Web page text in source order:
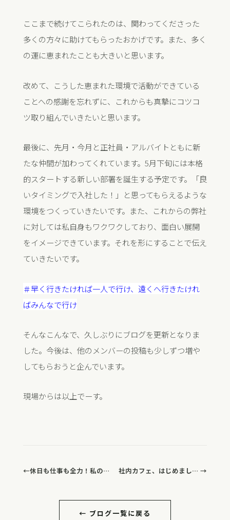
ここまで続けてこられたのは、関わってくださった
多くの方々に助けてもらったおかげです。また、多く
の運に恵まれたことも大きいと思います。
改めて、こうした恵まれた環境で活動ができている
ことへの感謝を忘れずに、これからも真摯にコツコ
ツ取り組んでいきたいと思います。
最後に、先月・今月と正社員・アルバイトともに新
たな仲間が加わってくれています。5月下旬には本格
的スタートする新しい部署を誕生する予定です。「良
いタイミングで入社した！」と思ってもらえるような
環境をつくっていきたいです。また、これからの弊社
に対しては私自身もワクワクしており、面白い展開
をイメージできています。それを形にすることで伝え
ていきたいです。
＃早く行きたければ一人で行け、遠くへ行きたけれ
ばみんなで行け
そんなこんなで、久しぶりにブログを更新となりま
した。今後は、他のメンバーの投稿も少しずつ増や
してもらおうと企んでいます。
現場からは以上でーす。
← 休日も仕事も全力！私のリアル休日事情 社内カフェ、はじめました！ →
← ブログ一覧に戻る